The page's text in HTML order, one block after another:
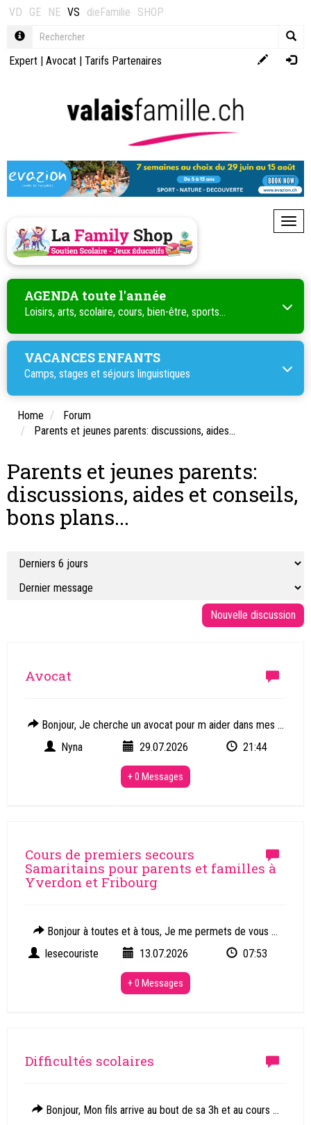
VD GE NE VS dieFamilie SHOP
Expert | Avocat | Tarifs Partenaires
AGENDA toute l'année
Loisirs, arts, scolaire, cours, bien-être, sports...
VACANCES ENFANTS
Camps, stages et séjours linguistiques
Home
Forum
Parents et jeunes parents: discussions, aides...
Parents et jeunes parents:
discussions, aides et conseils,
bons plans...
Avocat
Bonjour, Je cherche un avocat pour m aider dans mes ...
Nyna
29.07.2026 21:44
+ 0 Messages
Cours de premiers secours
Samaritains pour parents et familles à
Yverdon et Fribourg
Bonjour à toutes et à tous, Je me permets de vous ...
lesecouriste
13.07.2026 07:53
+ 0 Messages
Difficultés scolaires
Bonjour, Mon fils arrive au bout de sa 3h et au cours ...